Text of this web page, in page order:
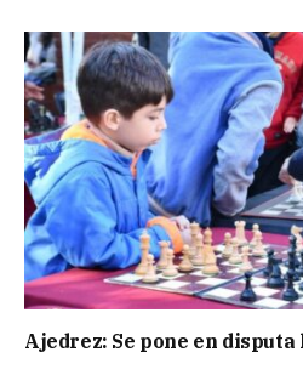
Ajedrez: Se pone en disputa